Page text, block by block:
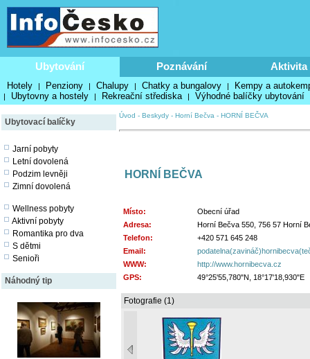
Ubytování Poznávání Aktivita
Hotely | Penziony | Chalupy | Chatky a bungalovy | Kempy a
| Ubytovny a hostely | Rekreační střediska | Výhodné balíčky ubytování
Ubytovací balíčky
Jarní pobyty
Letní dovolená
Podzim levněji
Zimní dovolená
Wellness pobyty
Aktivní pobyty
Romantika pro dva
S dětmi
Senioři
Náhodný tip
Úvod - Beskydy - Horní Bečva - HORNÍ BEČVA
HORNÍ BEČVA
Místo:
Obecní úřad
Adresa:
Horní Bečva 550, 756 57 Horní
Telefon:
+420 571 645 248
Email:
WWW:
http://www.hornibecva.cz
GPS:
49°25'55,780"N, 18°17'18,930"E
Fotografie (1)